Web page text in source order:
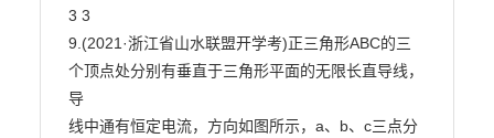
3 3
9.(2021·浙江省山水联盟开学考)正三角形ABC的三
个顶点处分别有垂直于三角形平面的无限长直导线，
导
线中通有恒定电流，方向如图所示，a、b、c三点分